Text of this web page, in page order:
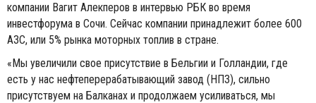
компании Вагит Алекперов в интервью РБК во время
инвестфорума в Сочи. Сейчас компании принадлежит более 600
АЗС, или 5% рынка моторных топлив в стране.
«Мы увеличили свое присутствие в Бельгии и Голландии, где
есть у нас нефтеперерабатывающий завод (НПЗ), сильно
присутствуем на Балканах и продолжаем усиливаться, мы